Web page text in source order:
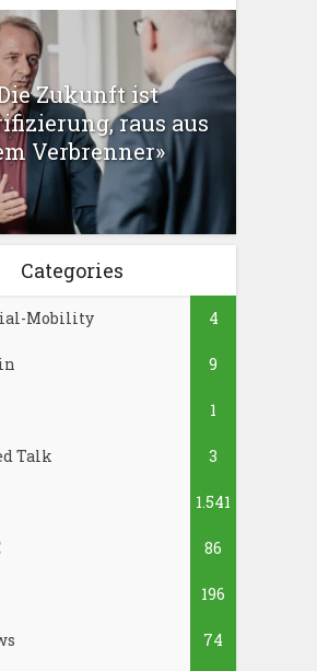
Zukunft ist
raus aus
Verbrenner»
Categories
Mobility 4
9
1
Talk 3
1.541
86
196
74